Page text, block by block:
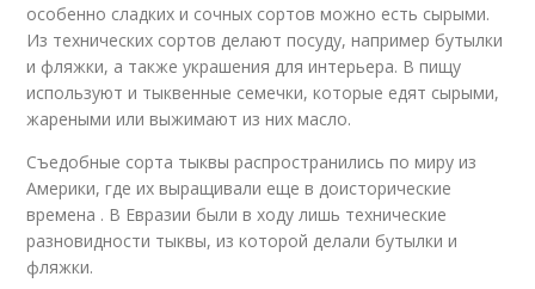
особенно сладких и сочных сортов можно есть сырыми.
Из технических сортов делают посуду, например бутылки
и фляжки, а также украшения для интерьера. В пищу
используют и тыквенные семечки, которые едят сырыми,
жареными или выжимают из них масло.
Съедобные сорта тыквы распространились по миру из
Америки, где их выращивали еще в доисторические
времена . В Евразии были в ходу лишь технические
разновидности тыквы, из которой делали бутылки и
фляжки.